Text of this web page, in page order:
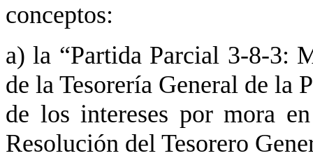
conceptos:
a) la “Partida Parcial 3-8-3:
de la Tesorería General de la
de los intereses por mora
Resolución del Tesorero